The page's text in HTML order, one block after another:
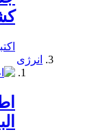
اکتبر 21,
انرژی